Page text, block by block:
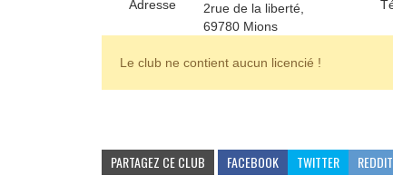
2rue de la liberté,
69780 Mions
Le club ne contient aucun licencié !
PARTAGEZ CE CLUB FACEBOOK TWITTER REDDIT